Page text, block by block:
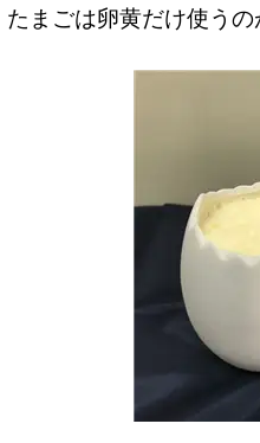
たまごは卵黄だけ使うの